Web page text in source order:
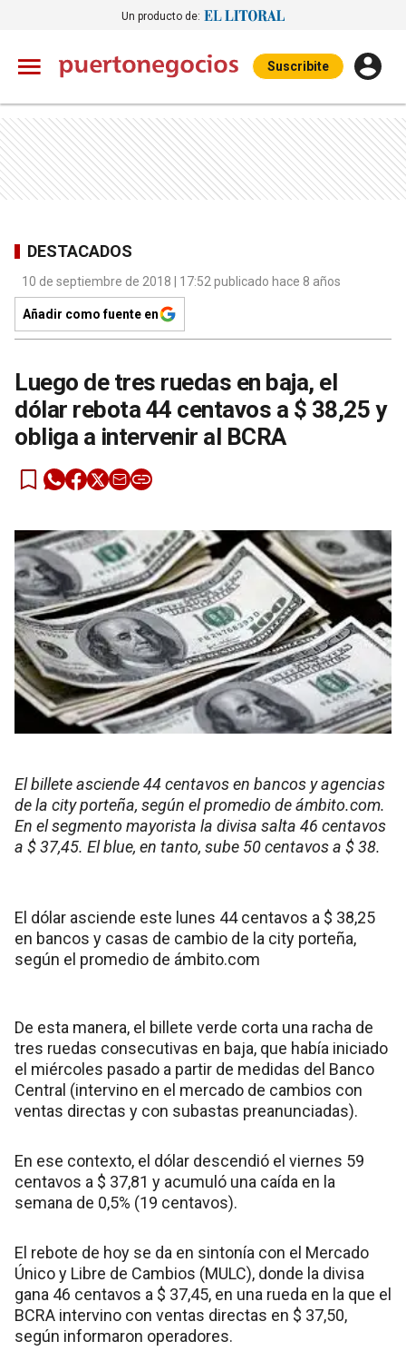
Un producto de:
Suscribite
DESTACADOS
10 de septiembre de 2018 | 17:52 publicado hace 8 años
Añadir como fuente en
Luego de tres ruedas en baja, el
dólar rebota 44 centavos a $ 38,25 y
obliga a intervenir al BCRA
El billete asciende 44 centavos en bancos y agencias
de la city porteña, según el promedio de ámbito.com.
En el segmento mayorista la divisa salta 46 centavos
a $ 37,45. El blue, en tanto, sube 50 centavos a $ 38.
El dólar asciende este lunes 44 centavos a $ 38,25
en bancos y casas de cambio de la city porteña,
según el promedio de ámbito.com
De esta manera, el billete verde corta una racha de
tres ruedas consecutivas en baja, que había iniciado
el miércoles pasado a partir de medidas del Banco
Central (intervino en el mercado de cambios con
ventas directas y con subastas preanunciadas).
En ese contexto, el dólar descendió el viernes 59
centavos a $ 37,81 y acumuló una caída en la
semana de 0,5% (19 centavos).
El rebote de hoy se da en sintonía con el Mercado
Único y Libre de Cambios (MULC), donde la divisa
gana 46 centavos a $ 37,45, en una rueda en la que el
BCRA intervino con ventas directas en $ 37,50,
según informaron operadores.